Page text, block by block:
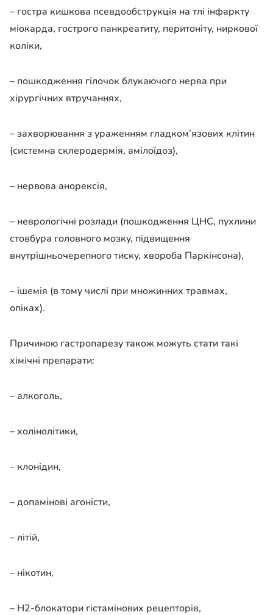
– гостра кишкова псевдообструкція на тлі інфаркту
міокарда, гострого панкреатиту, перитоніту, ниркової
коліки,
– пошкодження гілочок блукаючого нерва при
хірургічних втручаннях,
– захворювання з ураженням гладком’язових клітин
(системна склеродермія, амілоїдоз),
– нервова анорексія,
– неврологічні розлади (пошкодження ЦНС, пухлини
стовбура головного мозку, підвищення
внутрішньочерепного тиску, хвороба Паркінсона),
– ішемія (в тому числі при множинних травмах,
опіках).
Причиною гастропарезу також можуть стати такі
хімічні препарати:
– алкоголь,
– холінолітики,
– клонідин,
– допамінові агоністи,
– літій,
– нікотин,
– Н2-блокатори гістамінових рецепторів,